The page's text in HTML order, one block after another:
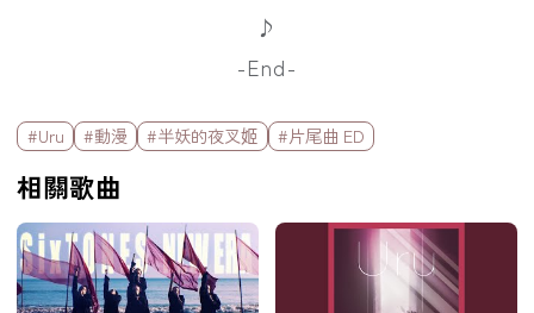
♪
-End-
標籤欄
#Uru #動漫 #半妖的夜叉姬 #片尾曲 ED
相關歌曲